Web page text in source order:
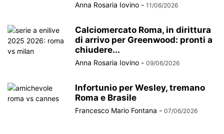
Anna Rosaria Iovino - 11/06/2026
Calciomercato Roma, in dirittura
di arrivo per Greenwood: pronti a
chiudere...
Anna Rosaria Iovino - 09/06/2026
Infortunio per Wesley, tremano
Roma e Brasile
Francesco Mario Fontana - 07/06/2026